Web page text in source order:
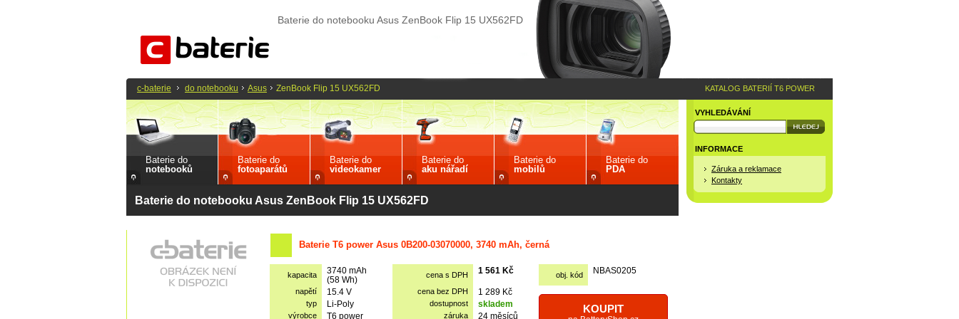
Baterie do notebooku Asus ZenBook Flip 15 UX562FD
Baterie do
notebooků
Baterie do
fotoaparátů
Baterie do
videokamer
Baterie do
aku nářadí
Baterie do
mobilů
Baterie do
PDA
Baterie do notebooku Asus ZenBook Flip 15 UX562FD
Baterie T6 power Asus 0B200-03070000, 3740 mAh, černá
kapacita
3740 mAh
(58 Wh)
cena s DPH 1 561 Kč obj. kód NBAS0205
napětí 15.4 V cena bez DPH 1 289 Kč
KOUPIT
typ Li-Poly dostupnost skladem
výrobce T6 power záruka 24 měsíců
VYHLEDÁVÁNÍ
INFORMACE
Záruka a reklamace
Kontakty
c-baterie do notebooku Asus ZenBook Flip 15 UX562FD KATALOG BATERIÍ T6 POWER